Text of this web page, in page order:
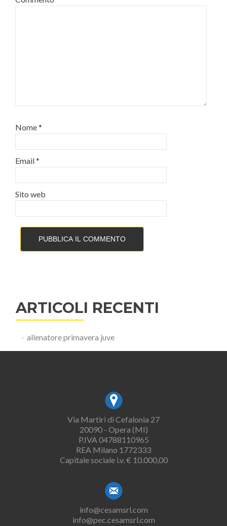
Nome*
Email*
Sito web
ARTICOLI RECENTI
allenatore primavera juve
Via Martiri di Cefalonia 27
20090 - Opera (MI)
P.IVA 04788110965
REA Milano 1772333
Capitale sociale i.v. € 10.000,00
info@cesamsrl.com
info@pec.cesamsrl.com